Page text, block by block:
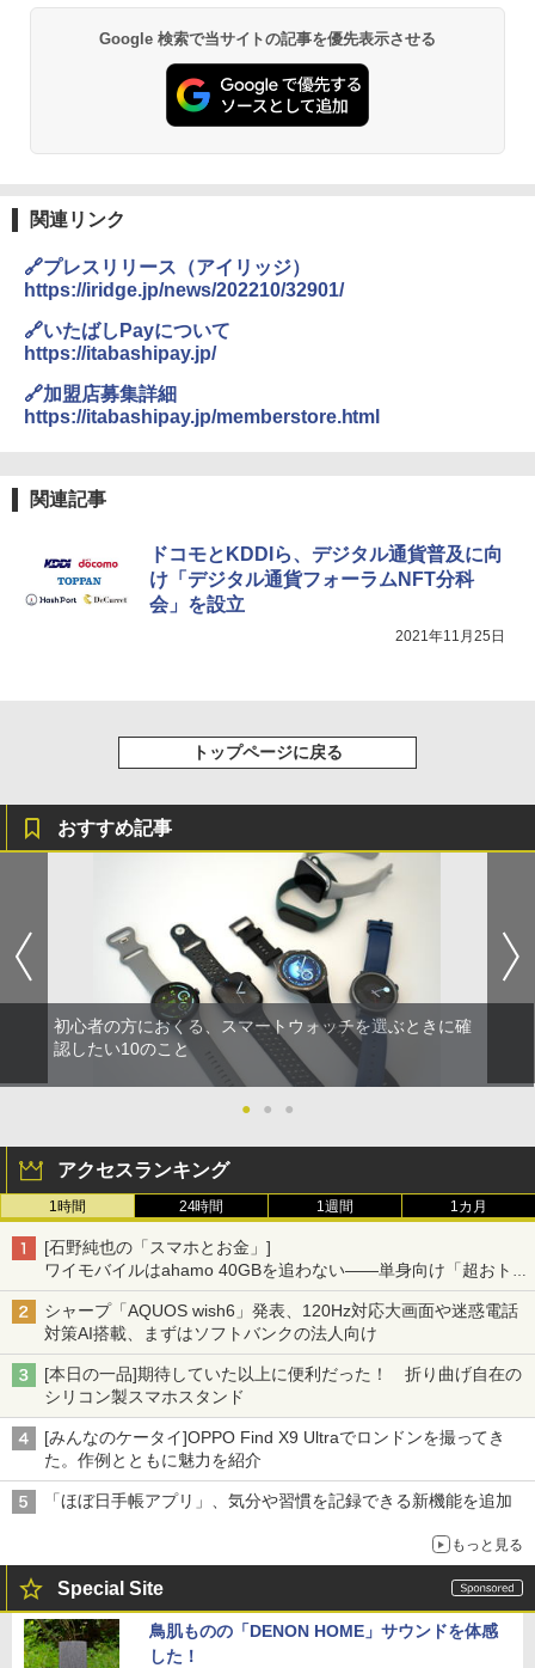
Google 検索で当サイトの記事を優先表示させる
関連リンク
🔗プレスリリース（アイリッジ）
https://iridge.jp/news/202210/32901/
🔗いたばしPayについて
https://itabashipay.jp/
🔗加盟店募集詳細
https://itabashipay.jp/memberstore.html
関連記事
ドコモとKDDIら、デジタル通貨普及に向
け「デジタル通貨フォーラムNFT分科
会」を設立
2021年11月25日
トップページに戻る
おすすめ記事
初心者の方におくる、スマートウォッチを選ぶときに確
認したい10のこと
● ● ●
アクセスランキング
1時間 24時間 1週間 1カ月
[石野純也の「スマホとお金」]
ワイモバイルはahamo 40GBを追わない――単身向け「超おトク
割」の安さと1年限定の注意点
シャープ「AQUOS wish6」発表、120Hz対応大画面や迷惑電話
対策AI搭載、まずはソフトバンクの法人向け
[本日の一品]期待していた以上に便利だった！ 折り曲げ自在の
シリコン製スマホスタンド
[みんなのケータイ]OPPO Find X9 Ultraでロンドンを撮ってき
た。作例とともに魅力を紹介
「ほぼ日手帳アプリ」、気分や習慣を記録できる新機能を追加
もっと見る
Special Site
鳥肌ものの「DENON HOME」サウンドを体感
した！